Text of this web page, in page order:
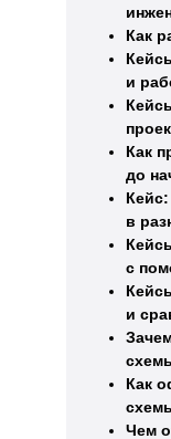
Как
и
Как
до
в
с
и
Как
Чем